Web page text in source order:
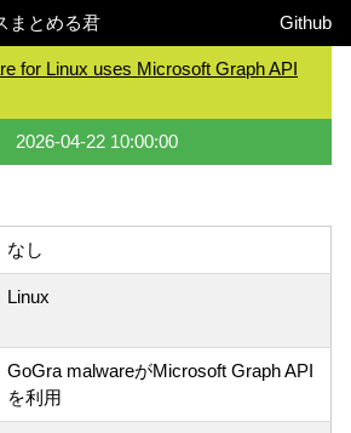
まとめる君 Github
for Linux uses Microsoft Graph API
2026-04-22 10:00:00
なし
Linux
GoGra malwareがMicrosoft Graph API
を利用